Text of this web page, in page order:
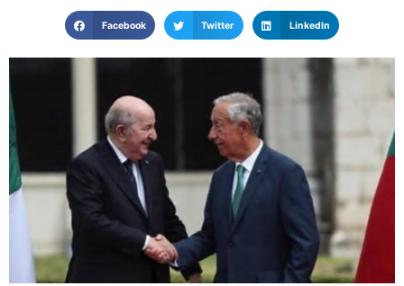
Facebook Twitter LinkedIn